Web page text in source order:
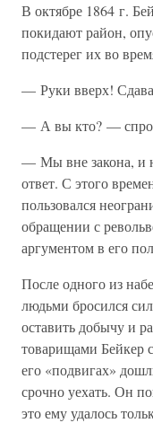
В октябре 1864 г.
покидают район,
подстерег их во
— Руки вверх!
— А вы кто? —
— Мы вне закона,
ответ. С этого
пользовался
обращении с
аргументом в его
После одного из
людьми бросился
оставить добычу и
товарищами Бейкер
его «подвигах»
срочно уехать. Он
это ему удалось